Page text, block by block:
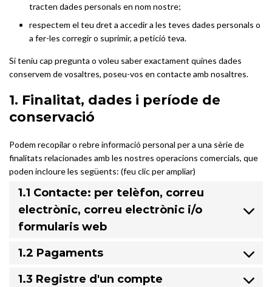
tracten dades personals en nom nostre;
respectem el teu dret a accedir a les teves dades personals o
a fer-les corregir o suprimir, a petició teva.
Si teniu cap pregunta o voleu saber exactament quines dades
conservem de vosaltres, poseu-vos en contacte amb nosaltres.
1. Finalitat, dades i període de
conservació
Podem recopilar o rebre informació personal per a una sèrie de
finalitats relacionades amb les nostres operacions comercials, que
poden incloure les següents: (feu clic per ampliar)
1.1 Contacte: per telèfon, correu
electrònic, correu electrònic i/o
formularis web
1.2 Pagaments
1.3 Registre d'un compte